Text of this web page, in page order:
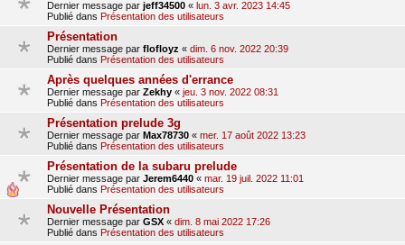
Dernier message par jeff34500 « lun. 3 avr. 2023 14:45
Publié dans Présentation des utilisateurs
Présentation
Dernier message par flofloyz « dim. 6 nov. 2022 20:39
Publié dans Présentation des utilisateurs
Après quelques années d'errance
Dernier message par Zekhy « jeu. 3 nov. 2022 08:31
Publié dans Présentation des utilisateurs
Présentation prelude 3g
Dernier message par Max78730 « mer. 17 août 2022 13:23
Publié dans Présentation des utilisateurs
Présentation de la subaru prelude
Dernier message par Jerem6440 « mar. 19 juil. 2022 11:01
Publié dans Présentation des utilisateurs
Nouvelle Présentation
Dernier message par GSX « dim. 8 mai 2022 17:26
Publié dans Présentation des utilisateurs